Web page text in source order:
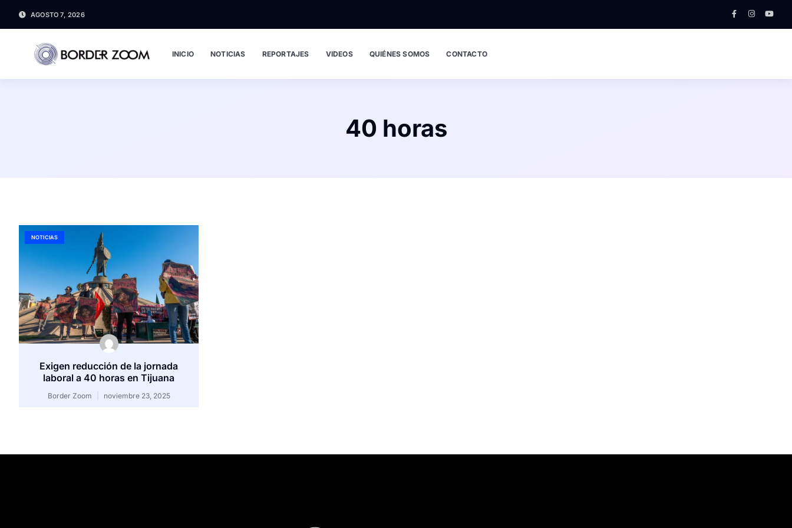
AGOSTO 7, 2026
INICIO NOTICIAS REPORTAJES VIDEOS QUIÉNES SOMOS CONTACTO
40 horas
NOTICIAS
Exigen reducción de la jornada
laboral a 40 horas en Tijuana
Border Zoom noviembre 23, 2025